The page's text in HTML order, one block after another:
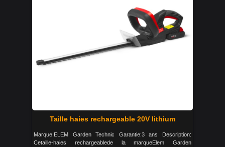
Taille haies rechargeable 20V lithium
Marque:ELEM Garden Technic Garantie:3 ans Description:
Cetaille-haies rechargeablede la marqueElem Garden